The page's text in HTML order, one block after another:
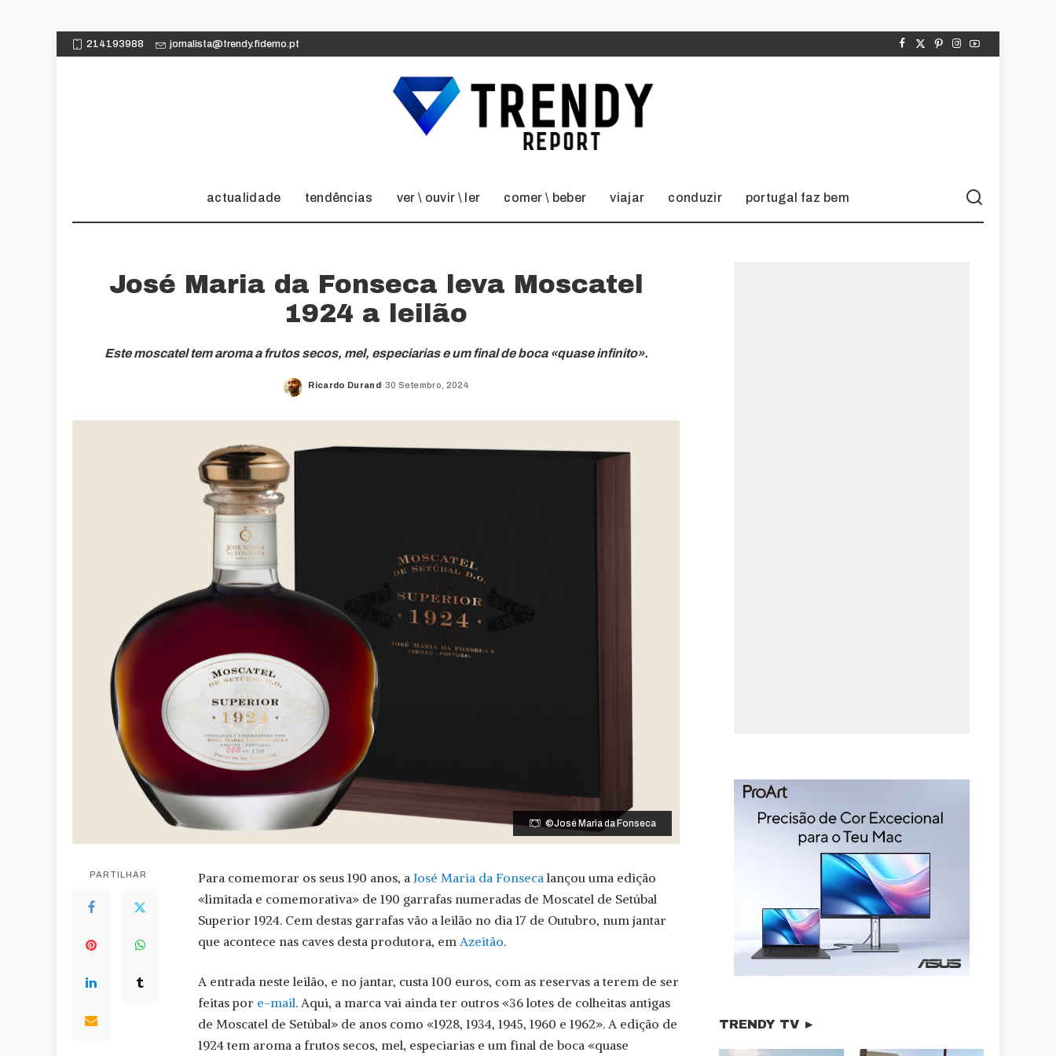
214193988 jornalista@trendy.fidemo.pt
actualidade tendências ver \ ouvir \ ler comer \ beber viajar conduzir portugal faz bem
José Maria da Fonseca leva Moscatel
1924 a leilão
Este moscatel tem aroma a frutos secos, mel, especiarias e um final de boca «quase infinito».
Posted
Ricardo Durand 30 Setembro, 2024
©José Maria da Fonseca
PARTILHAR Para comemorar os seus 190 anos, a José Maria da Fonseca lançou uma edição
«limitada e comemorativa» de 190 garrafas numeradas de Moscatel de Setúbal
Superior 1924. Cem destas garrafas vão a leilão no dia 17 de Outubro, num jantar
que acontece nas caves desta produtora, em Azeitão.
A entrada neste leilão, e no jantar, custa 100 euros, com as reservas a terem de ser
feitas por e-mail. Aqui, a marca vai ainda ter outros «36 lotes de colheitas antigas
de Moscatel de Setúbal» de anos como «1928, 1934, 1945, 1960 e 1962». A edição de
1924 tem aroma a frutos secos, mel, especiarias e um final de boca «quase
TRENDY TV ►